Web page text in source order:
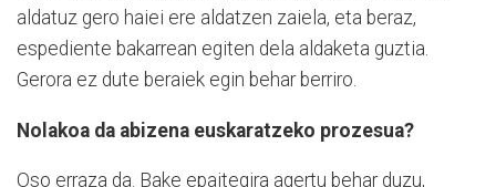
aldatuz gero haiei ere aldatzen zaiela, eta beraz,
espediente bakarrean egiten dela aldaketa guztia.
Gerora ez dute beraiek egin behar berriro.
Nolakoa da abizena euskaratzeko prozesua?
Oso erraza da. Bake epaitegira agertu behar duzu,